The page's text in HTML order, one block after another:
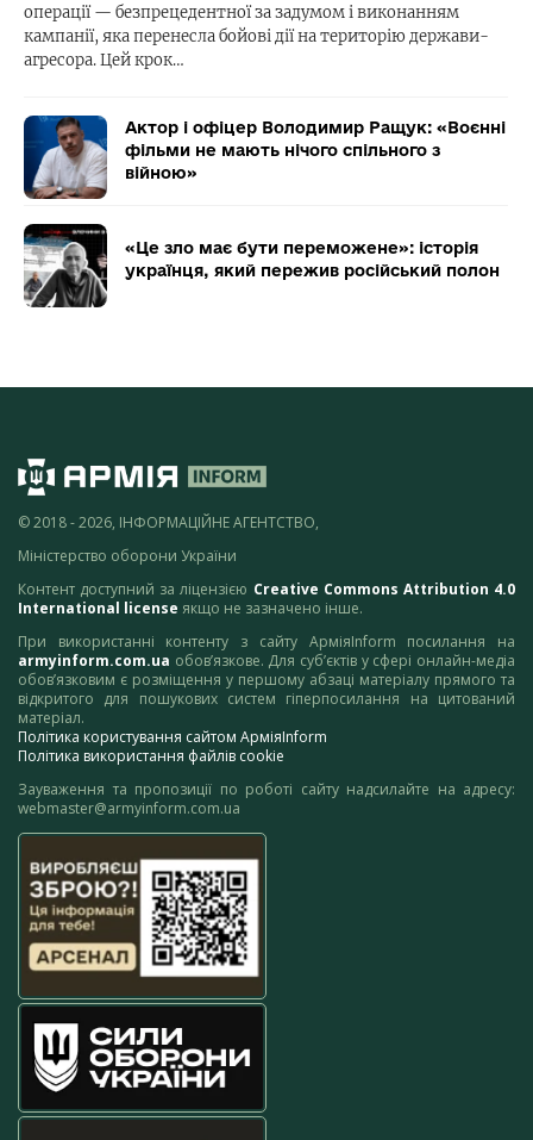
операції — безпрецедентної за задумом і виконанням
кампанії, яка перенесла бойові дії на територію держави-
агресора. Цей крок…
Актор і офіцер Володимир Ращук: «Воєнні
фільми не мають нічого спільного з
війною»
«Це зло має бути переможене»: історія
українця, який пережив російський полон
© 2018 - 2026, ІНФОРМАЦІЙНЕ АГЕНТСТВО,
Міністерство оборони України
Контент доступний за ліцензією Creative Commons Attribution 4.0
International license якщо не зазначено інше.
При використанні контенту з сайту АрміяInform посилання на
armyinform.com.ua обов’язкове. Для суб’єктів у сфері онлайн-медіа
обов’язковим є розміщення у першому абзаці матеріалу прямого та
відкритого для пошукових систем гіперпосилання на цитований
матеріал.
Політика користування сайтом АрміяInform
Політика використання файлів cookie
Зауваження та пропозиції по роботі сайту надсилайте на адресу:
webmaster@armyinform.com.ua